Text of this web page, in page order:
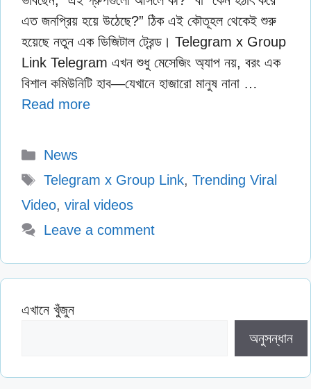
এত জনপ্রিয় হয়ে উঠেছে?” ঠিক এই কৌতূহল থেকেই শুরু
হয়েছে নতুন এক ডিজিটাল ট্রেন্ড। Telegram x Group
Link Telegram এখন শুধু মেসেজিং অ্যাপ নয়, বরং এক
বিশাল কমিউনিটি হাব—যেখানে হাজারো মানুষ নানা …
Read more
Categories
News
Tags
Telegram x Group Link, Trending Viral
Video, viral videos
Leave a comment
এখানে খুঁজুন
অনুসন্ধান